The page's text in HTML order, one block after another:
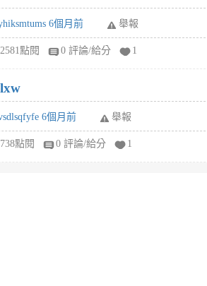
6個月前 舉報
2581點閱 0 評論/給分 1
6個月前 舉報
738點閱 0 評論/給分 1